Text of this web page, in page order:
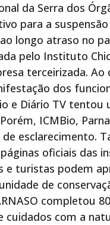
da Serra dos
para a
longo atraso no
pelo Instituto
terceirizada.
dos
e Diário TV tentou
ICMBio,
esclarecimento.
oficiais das
e turistas podem
de
completou
cuidados com a